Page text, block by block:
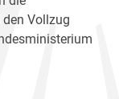
Vollzug